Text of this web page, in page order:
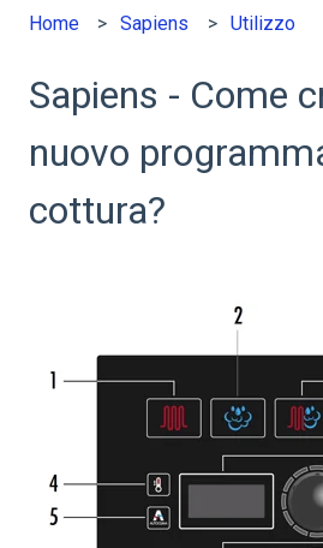
Home Sapiens Utilizzo
Sapiens - Come
nuovo
cottura?